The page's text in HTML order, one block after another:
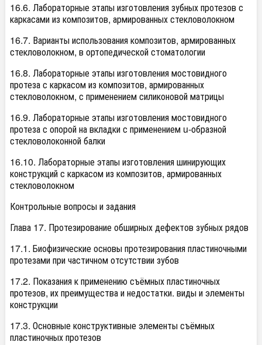
16.6. Лабораторные этапы изготовления зубных протезов с
каркасами из композитов, армированных стекловолокном
16.7. Варианты использования композитов, армированных
стекловолокном, в ортопедической стоматологии
16.8. Лабораторные этапы изготовления мостовидного
протеза с каркасом из композитов, армированных
стекловолокном, с применением силиконовой матрицы
16.9. Лабораторные этапы изготовления мостовидного
протеза с опорой на вкладки с применением u-образной
стекловолоконной балки
16.10. Лабораторные этапы изготовления шинирующих
конструкций с каркасом из композитов, армированных
стекловолокном
Контрольные вопросы и задания
Глава 17. Протезирование обширных дефектов зубных рядов
17.1. Биофизические основы протезирования пластиночными
протезами при частичном отсутствии зубов
17.2. Показания к применению съёмных пластиночных
протезов, их преимущества и недостатки. виды и элементы
конструкции
17.3. Основные конструктивные элементы съёмных
пластиночных протезов